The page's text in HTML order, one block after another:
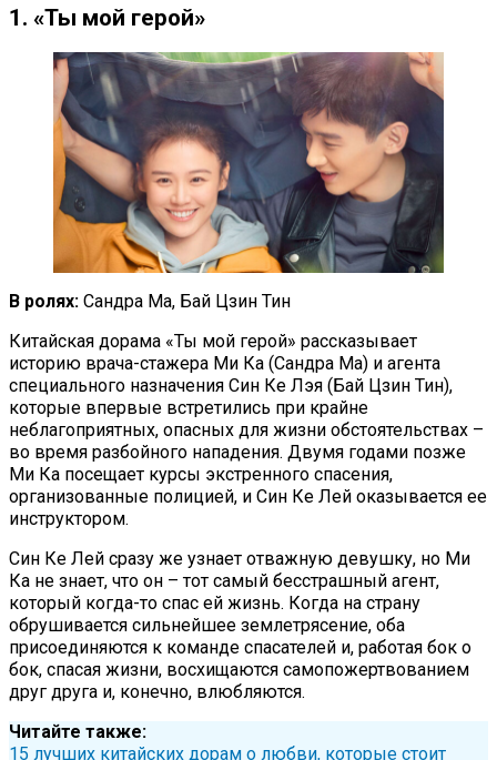
1. «Ты мой герой»
В ролях: Сандра Ма, Бай Цзин Тин
Китайская дорама «Ты мой герой» рассказывает
историю врача-стажера Ми Ка (Сандра Ма) и агента
специального назначения Син Ке Лэя (Бай Цзин Тин),
которые впервые встретились при крайне
неблагоприятных, опасных для жизни обстоятельствах –
во время разбойного нападения. Двумя годами позже
Ми Ка посещает курсы экстренного спасения,
организованные полицией, и Син Ке Лей оказывается ее
инструктором.
Син Ке Лей сразу же узнает отважную девушку, но Ми
Ка не знает, что он – тот самый бесстрашный агент,
который когда-то спас ей жизнь. Когда на страну
обрушивается сильнейшее землетрясение, оба
присоединяются к команде спасателей и, работая бок о
бок, спасая жизни, восхищаются самопожертвованием
друг друга и, конечно, влюбляются.
Читайте также:
15 лучших китайских дорам о любви, которые стоит